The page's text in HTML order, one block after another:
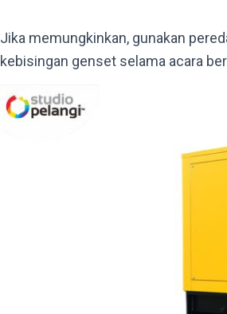
Jika memungkinkan, gunakan
kebisingan genset selama acara